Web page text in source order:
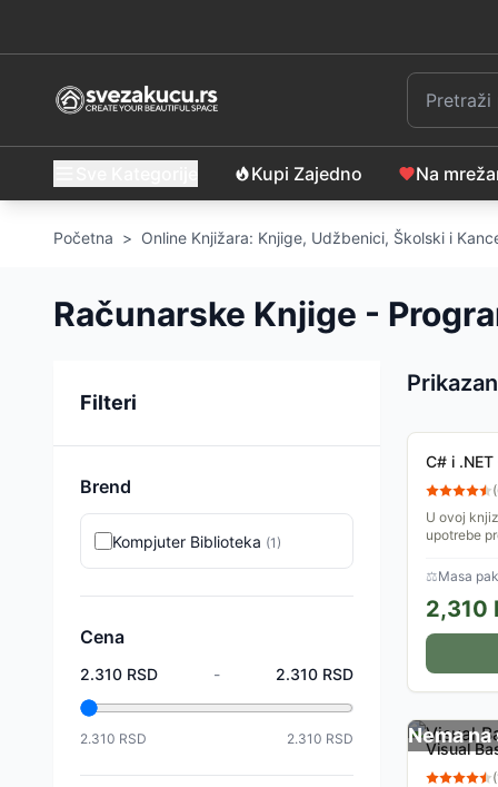
Kupi Zajedno Na
Početna > Online Knjižara: Knjige, Udžbenici, Školski i
Računarske Knjige -
Filteri
Brend
Kompjuter Biblioteka (1)
Cena
2.310 RSD - 2.310 RSD
2.310 RSD 2.310 RSD
Sortiranje
C# i
(
U ovoj
upotrebe
koji je...
⚖Masa
2,310
Nema
Visual
(